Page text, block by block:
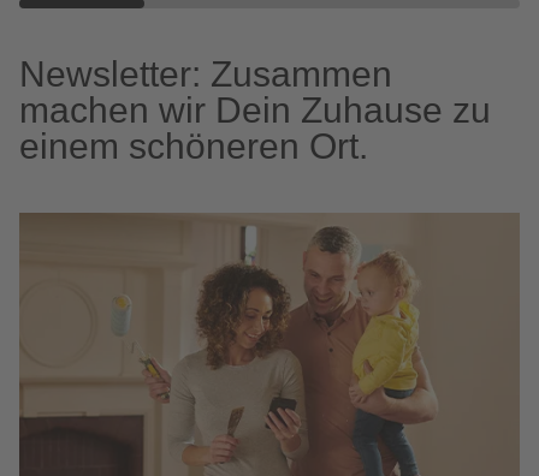
Newsletter: Zusammen
machen wir Dein Zuhause zu
einem schöneren Ort.